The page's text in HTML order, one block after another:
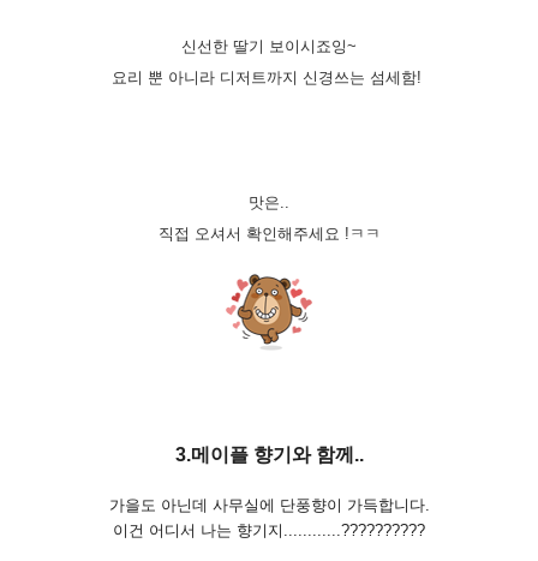
신선한 딸기 보이시죠잉~
요리 뿐 아니라 디저트까지 신경쓰는 섬세함!
맛은..
직접 오셔서 확인해주세요 !ㅋㅋ
3.메이플 향기와 함께 ..
가을도 아닌데 사무실에 단풍향이 가득합니다.
이건 어디서 나는 향기지............??????????